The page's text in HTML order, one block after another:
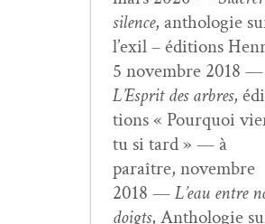
silence, antholo­gie
l’exil – édi­tions
5 novem­bre 2018 —
L’Esprit des arbres,
tions « Pourquoi
tu si tard » — à
paraître, novem­bre
2018 —L’eau entre
doigts, Antholo­gie